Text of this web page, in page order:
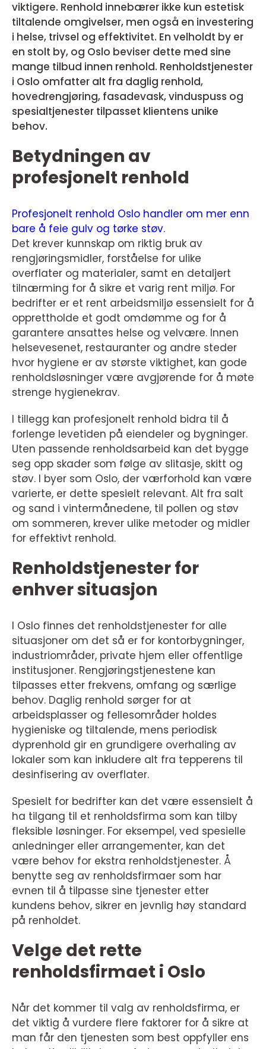
viktigere. Renhold innebærer ikke kun estetisk
tiltalende omgivelser, men også en investering
i helse, trivsel og effektivitet. En velholdt by er
en stolt by, og Oslo beviser dette med sine
mange tilbud innen renhold. Renholdstjenester
i Oslo omfatter alt fra daglig renhold,
hovedrengjøring, fasadevask, vinduspuss og
spesialtjenester tilpasset klientens unike
behov.
Betydningen av
profesjonelt renhold
Profesjonelt renhold Oslo handler om mer enn
bare å feie gulv og tørke støv.
Det krever kunnskap om riktig bruk av
rengjøringsmidler, forståelse for ulike
overflater og materialer, samt en detaljert
tilnærming for å sikre et varig rent miljø. For
bedrifter er et rent arbeidsmiljø essensielt for å
opprettholde et godt omdømme og for å
garantere ansattes helse og velvære. Innen
helsevesenet, restauranter og andre steder
hvor hygiene er av største viktighet, kan gode
renholdsløsninger være avgjørende for å møte
strenge hygienekrav.
I tillegg kan profesjonelt renhold bidra til å
forlenge levetiden på eiendeler og bygninger.
Uten passende renholdsarbeid kan det bygge
seg opp skader som følge av slitasje, skitt og
støv. I byer som Oslo, der værforhold kan være
varierte, er dette spesielt relevant. Alt fra salt
og sand i vintermånedene, til pollen og støv
om sommeren, krever ulike metoder og midler
for effektivt renhold.
Renholdstjenester for
enhver situasjon
I Oslo finnes det renholdstjenester for alle
situasjoner om det så er for kontorbygninger,
industriområder, private hjem eller offentlige
institusjoner. Rengjøringstjenestene kan
tilpasses etter frekvens, omfang og særlige
behov. Daglig renhold sørger for at
arbeidsplasser og fellesområder holdes
hygieniske og tiltalende, mens periodisk
dyprenhold gir en grundigere overhaling av
lokaler som kan inkludere alt fra tepperens til
desinfisering av overflater.
Spesielt for bedrifter kan det være essensielt å
ha tilgang til et renholdsfirma som kan tilby
fleksible løsninger. For eksempel, ved spesielle
anledninger eller arrangementer, kan det
være behov for ekstra renholdstjenester. Å
benytte seg av renholdsfirmaer som har
evnen til å tilpasse sine tjenester etter
kundens behov, sikrer en jevnlig høy standard
på renholdet.
Velge det rette
renholdsfirmaet i Oslo
Når det kommer til valg av renholdsfirma, er
det viktig å vurdere flere faktorer for å sikre at
man får den tjenesten som best oppfyller ens